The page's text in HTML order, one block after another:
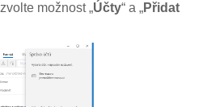
zvolte možnost „Účty“ a „Přidat